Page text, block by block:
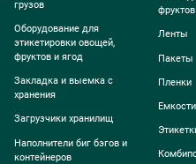
грузов
Оборудование для
этикетировки овощей,
фруктов и ягод
Закладка и выемка с
хранения
Загрузчики хранилищ
Наполнители биг бэгов и
контейнеров
фруктов
Ленты
Пакеты
Пленки
Емкости